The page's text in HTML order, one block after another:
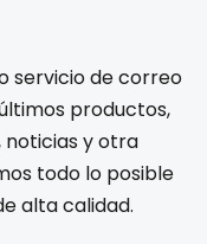
servicio de correo
productos,
y otra
todo lo posible
alta calidad.